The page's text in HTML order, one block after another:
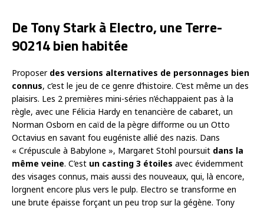
De Tony Stark à Electro, une Terre-
90214 bien habitée
Proposer des versions alternatives de personnages bien
connus, c’est le jeu de ce genre d’histoire. C’est même un des
plaisirs. Les 2 premières mini-séries n’échappaient pas à la
règle, avec une Félicia Hardy en tenancière de cabaret, un
Norman Osborn en caïd de la pègre difforme ou un Otto
Octavius en savant fou eugéniste allié des nazis. Dans
« Crépuscule à Babylone », Margaret Stohl poursuit dans la
même veine. C’est un casting 3 étoiles avec évidemment
des visages connus, mais aussi des nouveaux, qui, là encore,
lorgnent encore plus vers le pulp. Electro se transforme en
une brute épaisse forçant un peu trop sur la gégène. Tony